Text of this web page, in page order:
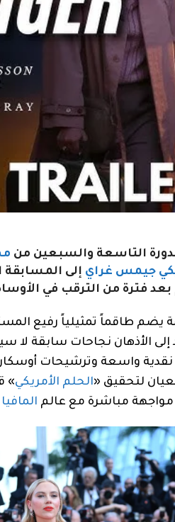
التاسعة والسبعين من
جيمس غراي إلى المسابقة
بعد فترة من الترقب في
يضم طاقماً تمثيلياً رفيع
إلى الأذهان نجاحات سابقة لا
واسعة وترشيحات
الحلم الأمريكي»
مباشرة مع عالم